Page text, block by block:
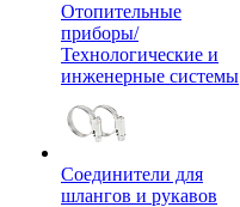
Отопительные
приборы/
Технологические и
инженерные системы
Соединители для
шлангов и рукавов